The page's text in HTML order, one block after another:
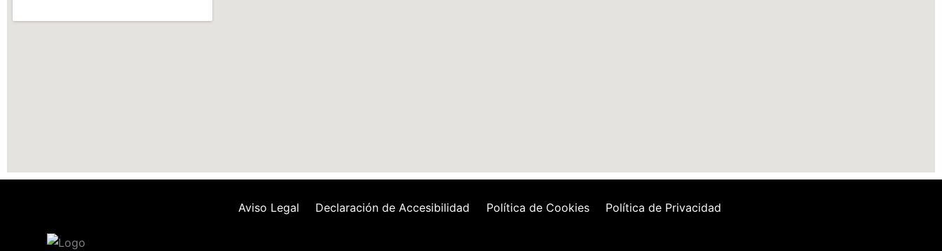
Aviso Legal Declaración de Accesibilidad Política de Cookies Política de Privacidad